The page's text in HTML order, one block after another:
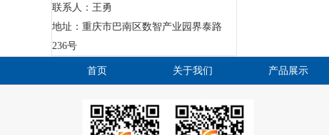
联系人：王勇
地址：重庆市巴南区数智产业园界泰路
236号
首页 关于我们 产品展示